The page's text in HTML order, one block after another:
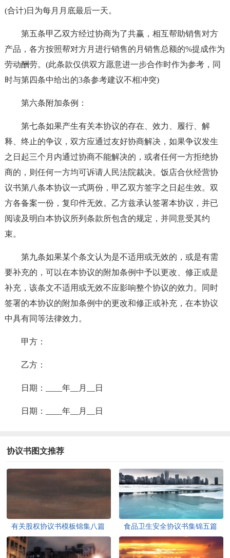
(合计)日为每月月底最后一天。
第五条甲乙双方经过协商为了共赢，相互帮助销售对方
产品，各方按照帮对方月进行销售的月销售总额的%提成作为
劳动酬劳。(此条款仅供双方愿意进一步合作时作为参考，同
时与第四条中给出的3条参考建议不相冲突)
第六条附加条例：
第七条如果产生有关本协议的存在、效力、履行、解
释、终止的争议，双方应通过友好协商解决，如果争议发生
之日起三个月内通过协商不能解决的，或者任何一方拒绝协
商的，则任何一方均可诉请人民法院裁决。饭店合伙经营协
议书第八条本协议一式两份，甲乙双方签字之日起生效。双
方各备案一份，复印件无效。乙方兹承认签署本协议，并已
阅读及明白本协议所列条款所包含的规定，并同意受其约
束。
第九条如果某个条文认为是不适用或无效的，或是有需
要补充的，可以在本协议的附加条例中予以更改、修正或是
补充，该条文不适用或无效不应影响整个协议的效力。同时
签署的本协议的附加条例中的更改和修正或补充，在本协议
中具有同等法律效力。
甲方：
乙方：
日期：____年__月__日
日期：____年__月__日
协议书图文推荐
有关股权协议书模板锦集八篇 食品卫生安全协议书集锦五篇